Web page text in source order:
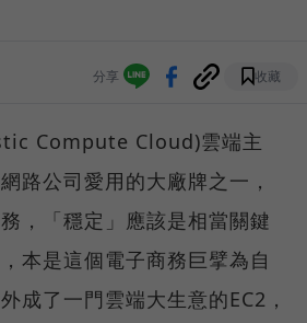
分享 收藏
Compute Cloud)雲端主
路公司愛用的大廠牌之一，
，「穩定」應該是相當關鍵
本是這個電子商務巨擘為自
成了一門雲端大生意的EC2，